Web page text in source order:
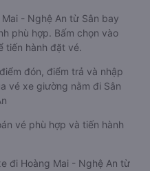
- Nghệ An từ Sân bay
phù hợp. Bấm chọn vào
tiến hành đặt vé.
đón, điểm trả và nhập
vé xe giường nằm đi Sân
vé phù hợp và tiến hành
đi Hoàng Mai - Nghệ An từ